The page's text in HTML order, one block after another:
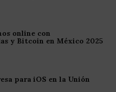
online con
y Bitcoin en México 2025
para iOS en la Unión